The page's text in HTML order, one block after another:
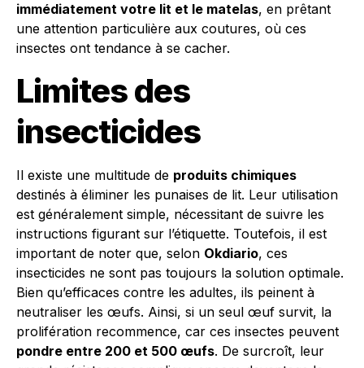
immédiatement votre lit et le matelas, en prêtant
une attention particulière aux coutures, où ces
insectes ont tendance à se cacher.
Limites des
insecticides
Il existe une multitude de produits chimiques
destinés à éliminer les punaises de lit. Leur utilisation
est généralement simple, nécessitant de suivre les
instructions figurant sur l’étiquette. Toutefois, il est
important de noter que, selon Okdiario, ces
insecticides ne sont pas toujours la solution optimale.
Bien qu’efficaces contre les adultes, ils peinent à
neutraliser les œufs. Ainsi, si un seul œuf survit, la
prolifération recommence, car ces insectes peuvent
pondre entre 200 et 500 œufs. De surcroît, leur